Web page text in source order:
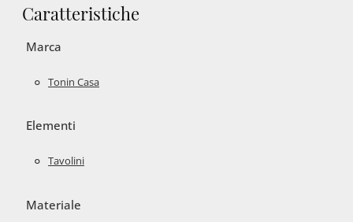
Caratteristiche
Marca
Tonin Casa
Elementi
Tavolini
Materiale